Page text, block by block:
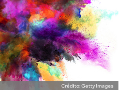
Crédito: Getty Images